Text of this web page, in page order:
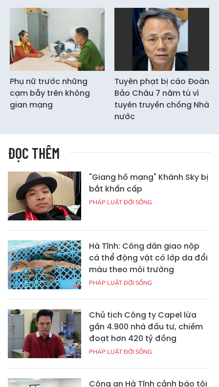
Phụ nữ trước những
cạm bẫy trên không
gian mạng
Tuyên phạt bị cáo Đoàn
Bảo Châu 7 năm tù vì
tuyên truyền chống Nhà
nước
ĐỌC THÊM
"Giang hồ mạng" Khánh Sky bị
bắt khẩn cấp
PHÁP LUẬT ĐỜI SỐNG
Hà Tĩnh: Công dân giao nộp
cá thể động vật có lớp da đổi
màu theo môi trường
PHÁP LUẬT ĐỜI SỐNG
Chủ tịch Công ty Capel lừa
gần 4.900 nhà đầu tư, chiếm
đoạt hơn 420 tỷ đồng
PHÁP LUẬT ĐỜI SỐNG
Công an Hà Tĩnh cảnh báo tội